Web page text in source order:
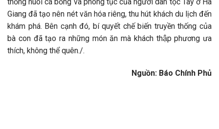
Giang đã tạo nên nét văn hóa riêng, thu hút khách du lịch đến
khám phá. Bên cạnh đó, bí quyết chế biến truyền thống của
bà con đã tạo ra những món ăn mà khách thập phương ưa
thích, không thể quên./.
Nguồn: Báo Chính Phủ